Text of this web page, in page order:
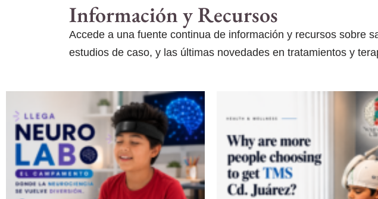
Información y Recursos
Accede a una fuente continua de información y recursos sobre
estudios de caso, y las últimas novedades en tratamientos y